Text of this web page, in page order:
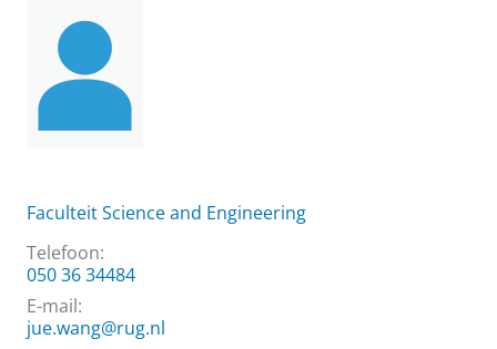
Faculteit Science and Engineering
Telefoon:
050 36 34484
E-mail:
jue.wang@rug.nl